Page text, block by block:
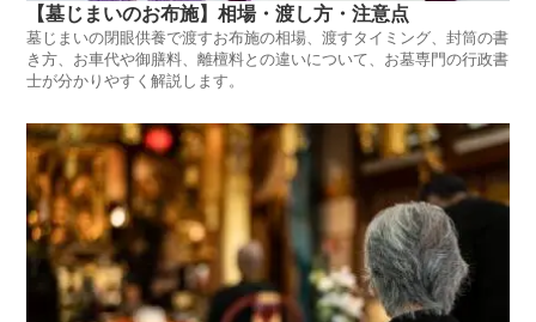
【墓じまいのお布施】相場・渡し方・注意点
墓じまいの閉眼供養で渡すお布施の相場、渡すタイミング、封筒の書
き方、お車代や御膳料、離檀料との違いについて、お墓専門の行政書
士が分かりやすく解説します。